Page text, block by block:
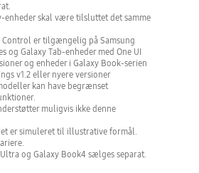
enheder skal være tilsluttet det samme
er tilgængelig på Samsung
og Galaxy Tab-enheder med One UI
og enheder i Galaxy Book-serien
v1.2 eller nyere versioner
kan have begrænset
muligvis ikke denne
er simuleret til illustrative formål.
og Galaxy Book4 sælges separat.